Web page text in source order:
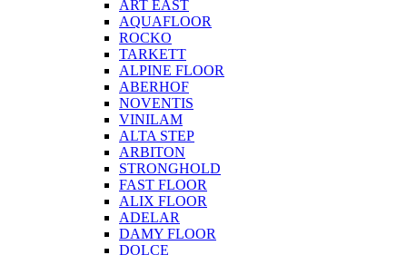
ART EAST
AQUAFLOOR
ROCKO
TARKETT
ALPINE FLOOR
ABERHOF
NOVENTIS
VINILAM
ALTA STEP
ARBITON
STRONGHOLD
FAST FLOOR
ALIX FLOOR
ADELAR
DAMY FLOOR
DOLCE